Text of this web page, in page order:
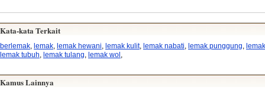
Kata-kata Terkait
berlemak lemak lemak hewani lemak kulit, lemak nabati lemak punggung
lemak tubuh lemak tulang lemak wol
Kamus Lainnya